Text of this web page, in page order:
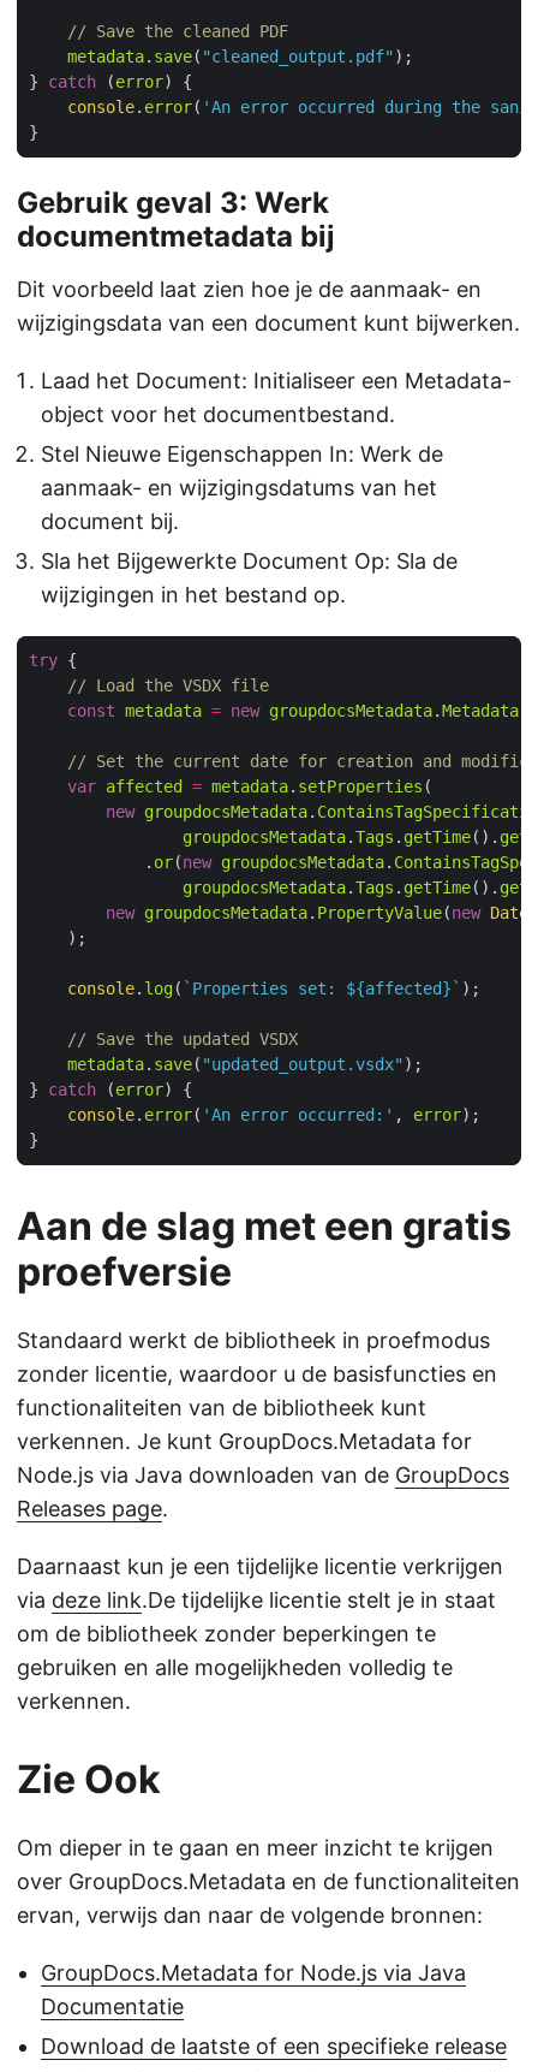
// Save the cleaned PDF
metadata. save( "cleaned_output.pdf"
} catch (error
console. error( 'An error occurred during the
Gebruik geval 3: Werk
documentmetadata bij
Dit voorbeeld laat zien hoe je de aanmaak- en
wijzigingsdata van een document kunt bijwerken.
Laad het Document: Initialiseer een Metadata-
object voor het documentbestand.
Stel Nieuwe Eigenschappen In: Werk de
aanmaak- en wijzigingsdatums van het
document bij.
Sla het Bijgewerkte Document Op: Sla de
wijzigingen in het bestand op.
try
// Load the VSDX file
const metadata = new groupdocsMetadata.Metadata
// Set the current date for creation and
var affected = metadata. setProperties
new groupdocsMetadata.
groupdocsMetadata.Tags . getTime().
            .
or(new groupdocsMetadata.
groupdocsMetadata.Tags . getTime().
new groupdocsMetadata. PropertyValue(new Date
console. log( `Properties set: ${affected} `
// Save the updated VSDX
metadata. save( "updated_output.vsdx"
} catch (error
console. error( 'An error occurred:' , error
Aan de slag met een gratis
proefversie
Standaard werkt de bibliotheek in proefmodus
zonder licentie, waardoor u de basisfuncties en
functionaliteiten van de bibliotheek kunt
verkennen. Je kunt GroupDocs.Metadata for
Node.js via Java downloaden van de GroupDocs
Releases page.
Daarnaast kun je een tijdelijke licentie verkrijgen
via deze link.De tijdelijke licentie stelt je in staat
om de bibliotheek zonder beperkingen te
gebruiken en alle mogelijkheden volledig te
verkennen.
Zie Ook
Om dieper in te gaan en meer inzicht te krijgen
over GroupDocs.Metadata en de functionaliteiten
ervan, verwijs dan naar de volgende bronnen:
GroupDocs.Metadata for Node.js via Java
Documentatie
Download de laatste of een specifieke release